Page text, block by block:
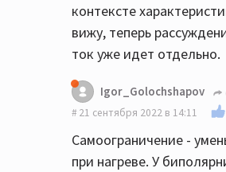
контексте
вижу, теперь
ток уже идет отдельно.
Igor_Golochshapov
21 сентября 2022 в 14:11
Самоограничение -
при нагреве. У